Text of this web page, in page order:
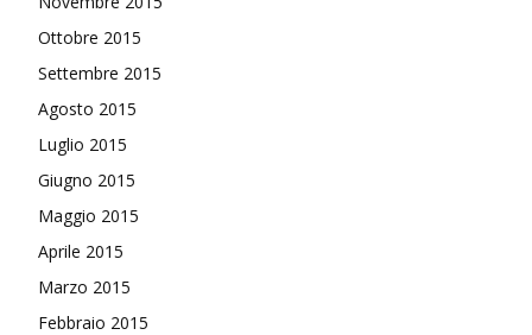
Ottobre 2015
Settembre 2015
Agosto 2015
Luglio 2015
Giugno 2015
Maggio 2015
Aprile 2015
Marzo 2015
Febbraio 2015